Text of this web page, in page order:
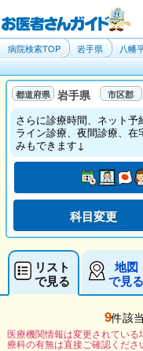
病院検索TOP 岩手県 八幡
岩手県
さらに診療時間、ネット
ライン診療、夜間診療、
みもできます↓
科目変更
リスト
で見る
地図
で見る
9件該
医療機関情報は変更されてい
療科の有無は直接ご確認くださ